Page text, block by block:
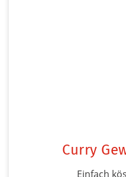
Curry
Einfach